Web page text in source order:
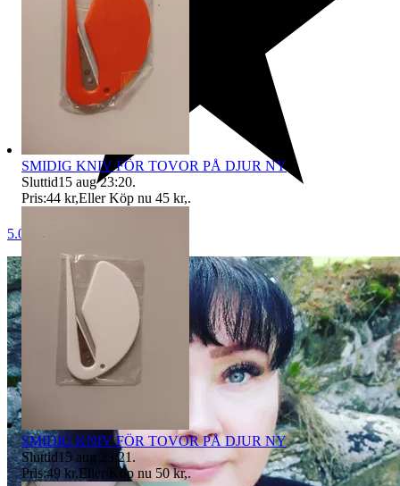
5.0
SMIDIG KNIV FÖR TOVOR PÅ DJUR NY
Sluttid15 aug 23:20.
Pris:44 kr,Eller Köp nu 45 kr,.
SMIDIG KNIV FÖR TOVOR PÅ DJUR NY
Sluttid15 aug 23:21 .
Pris:49 kr,Eller Köp nu 50 kr,.